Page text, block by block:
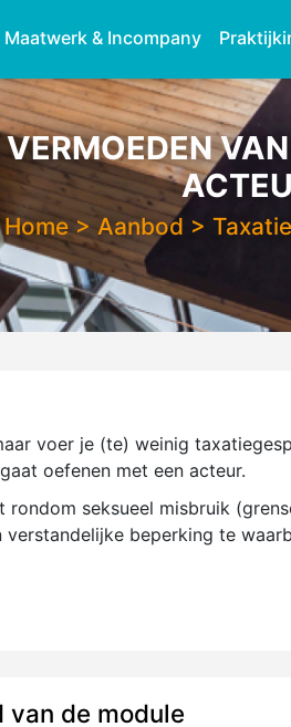
Maatwerk & Incompany
Home>Aanbod >
voer je (te) weinig
oefenen met een acteur.
seksueel misbruik
beperking te
van de module